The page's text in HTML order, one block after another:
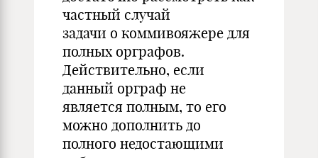
частный случай
задачи о коммивояжере для
полных орграфов.
Действительно, если
данный орграф не
является полным, то его
можно дополнить до
полного недостающими